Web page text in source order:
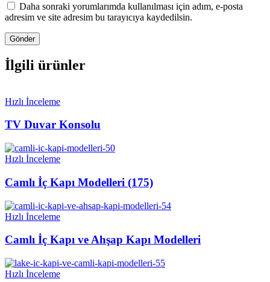
Daha sonraki yorumlarımda kullanılması için adım, e-posta
adresim ve site adresim bu tarayıcıya kaydedilsin.
İlgili ürünler
Hızlı İnceleme
TV Duvar Konsolu
Hızlı İnceleme
Camlı İç Kapı Modelleri (175)
Hızlı İnceleme
Camlı İç Kapı ve Ahşap Kapı Modelleri
Hızlı İnceleme